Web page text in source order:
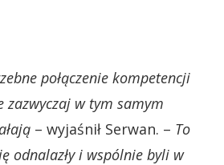
połączenie kompetencji
zazwyczaj w tym samym
– wyjaśnił Serwan. – To
odnalazły i wspólnie byli w